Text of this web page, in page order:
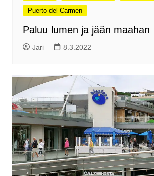
Puerto del Carmen
Paluu lumen ja jään maahan
Jari 8.3.2022